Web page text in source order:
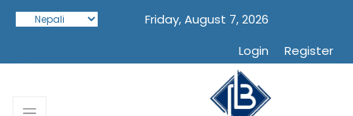
Friday, August 7, 2026
Login
Register